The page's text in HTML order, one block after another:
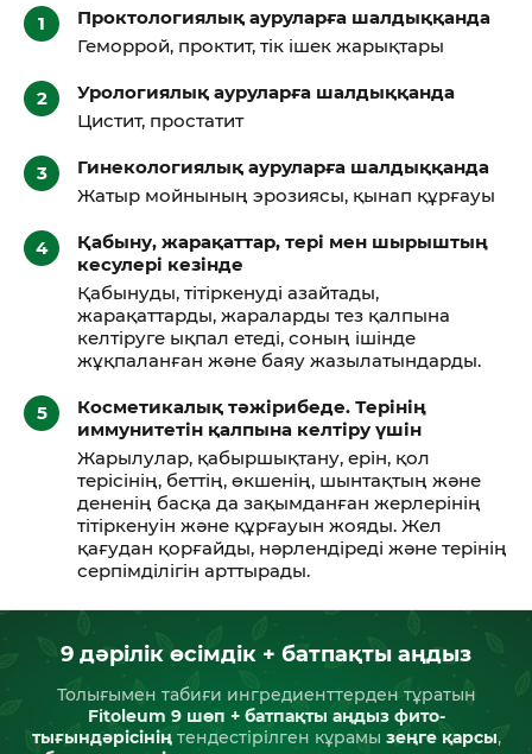
Проктологиялық ауруларға шалдыққанда
Геморрой, проктит, тiк iшек жарықтары
Урологиялық ауруларға шалдыққанда
Цистит, простатит
Гинекологиялық ауруларға шалдыққанда
Жатыр мойнының эрозиясы, қынап құрғауы
Қабыну, жарақаттар, тері мен шырыштың
кесулері кезінде
Қабынуды, тітіркенуді азайтады,
жарақаттарды, жараларды тез қалпына
келтіруге ықпал етеді, соның ішінде
жұқпаланған және баяу жазылатындарды.
Косметикалық тәжірибеде. Терінің
иммунитетін қалпына келтіру үшін
Жарылулар, қабыршықтану, ерін, қол
терісінің, беттің, өкшенің, шынтақтың және
дененің басқа да зақымданған жерлерінің
тітіркенуін және құрғауын жояды. Жел
қағудан қорғайды, нәрлендіреді және терінің
серпімділігін арттырады.
9 дәрілік өсімдік + батпақты аңдыз
Толығымен табиғи ингредиенттерден тұратын
Fitoleum 9 шөп + батпақты аңдыз фито-
тығындәрісініңтендестірілген кұрамы зеңге қарсы,